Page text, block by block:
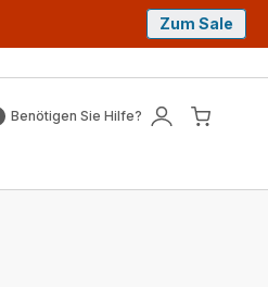
Zum Sale
Benötigen Sie Hilfe?
Mein